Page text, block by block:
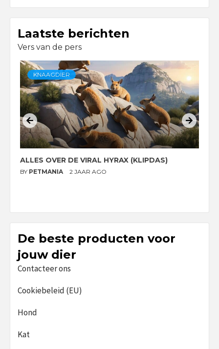
Laatste berichten
Vers van de pers
KNAAGDIER
ALLES OVER DE VIRAL HYRAX (KLIPDAS)
BY PETMANIA 2 JAAR AGO
De beste producten voor
jouw dier
Contacteer ons
Cookiebeleid (EU)
Hond
Kat